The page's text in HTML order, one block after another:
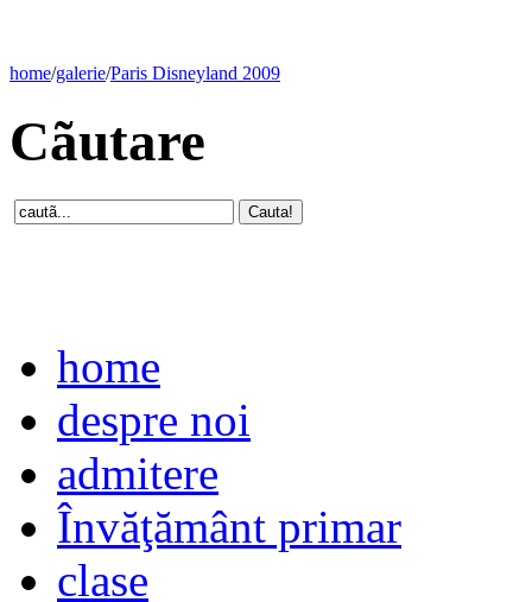
home/galerie/Paris Disneyland 2009
Cãutare
home
despre noi
admitere
Învăţământ primar
clase